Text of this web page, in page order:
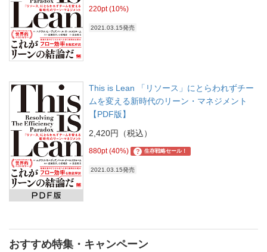
220pt (10%)
2021.03.15発売
This is Lean 「リソース」にとらわれずチー
ムを変える新時代のリーン・マネジメント
【PDF版】
2,420円（税込）
880pt (40%) ? 生存戦略セール！
2021.03.15発売
おすすめ特集・キャンペーン